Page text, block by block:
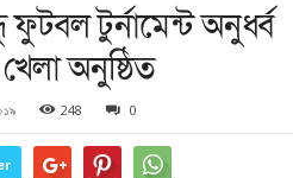
টুর্নামেন্ট অনুর্ধ্ব
অনুষ্ঠিত
248 0